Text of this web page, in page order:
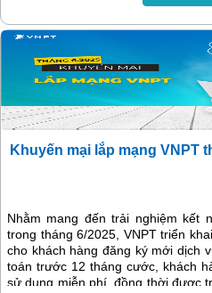
Khuyến mại lắp mạng VNPT
Nhằm mang đến trải nghiệm kết
trong tháng 6/2025, VNPT triển
cho khách hàng đăng ký mới dịch
toán trước 12 tháng cước, khách
sử dụng miễn phí, đồng thời được